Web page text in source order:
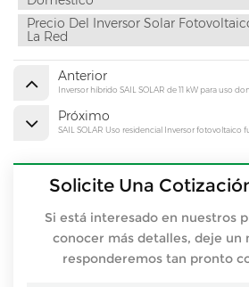
Precio Del Inversor Solar
La Red
Anterior
Inversor híbrido SAIL SOLAR de 11 kW para uso
Próximo
SAIL SOLAR Uso residencial Inversor fotovoltaico
Solicite Una
Si está interesado en nuestros
conocer más detalles, deje un
responderemos tan pronto